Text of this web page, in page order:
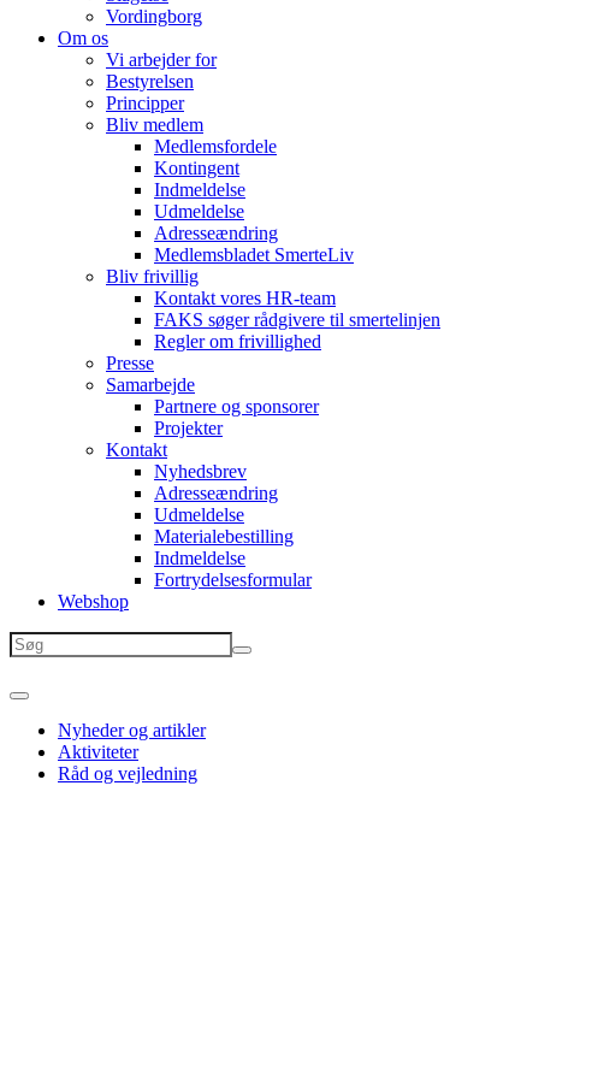
Vordingborg
Om os
Vi arbejder for
Bestyrelsen
Principper
Bliv medlem
Medlemsfordele
Kontingent
Indmeldelse
Udmeldelse
Adresseændring
Medlemsbladet SmerteLiv
Bliv frivillig
Kontakt vores HR-team
FAKS søger rådgivere til smertelinjen
Regler om frivillighed
Presse
Samarbejde
Partnere og sponsorer
Projekter
Kontakt
Nyhedsbrev
Adresseændring
Udmeldelse
Materialebestilling
Indmeldelse
Fortrydelsesformular
Webshop
Nyheder og artikler
Aktiviteter
Råd og vejledning